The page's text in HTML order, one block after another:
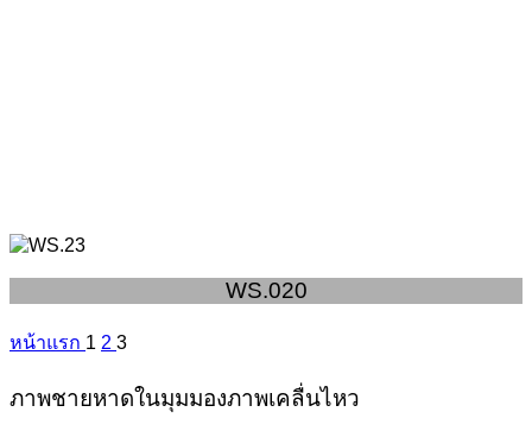
WS.020
หน้าแรก 1 2 3
ภาพชายหาดในมุมมองภาพเคลื่นไหว